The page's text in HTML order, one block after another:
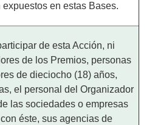
en estas Bases.
de esta Acción, ni
de los Premios, personas
de dieciocho (18) años,
el personal del Organizador
las sociedades o empresas
éste, sus agencias de